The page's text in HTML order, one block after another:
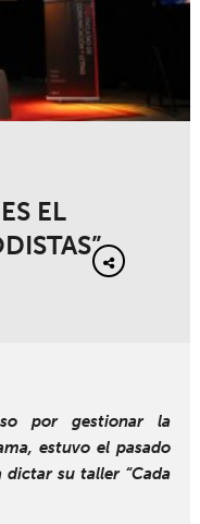
EL
por gestionar la
estuvo el pasado
dictar su taller “Cada